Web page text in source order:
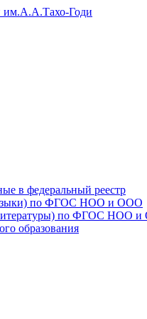
Годи
в федеральный реестр
по ФГОС НОО и ООО
по ФГОС НОО
образования